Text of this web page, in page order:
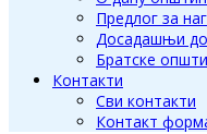
Предлог за
Досадашњи
Братске
Контакти
Сви контакти
Контакт